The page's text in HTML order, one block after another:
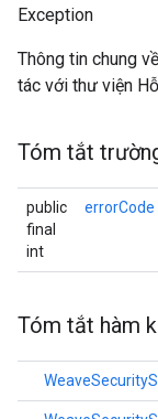
Exception
Thông tin chung
tác với thư viện
Tóm tắt
public
final
int
errorCode
Tóm tắt hàm